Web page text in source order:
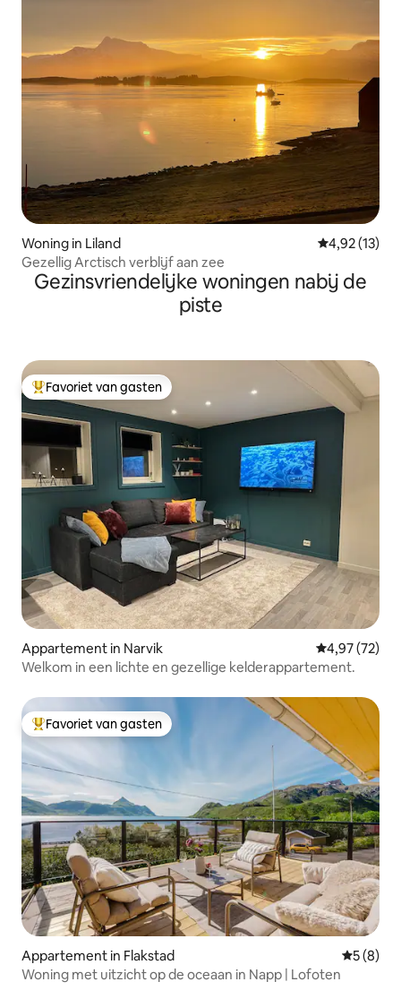
Woning in Liland Gemiddelde
4,92 (13)
Gezellig Arctisch verblijf aan zee
Gezinsvriendelijke woningen nabij de
piste
Topfavoriet van gasten
Favoriet van gasten
Appartement in Narvik Gemiddelde
4,97 (72)
Welkom in een lichte en gezellige kelderappartement.
Topfavoriet van gasten
Favoriet van gasten
Appartement in Flakstad
5 (8)
Woning met uitzicht op de oceaan in Napp | Lofoten